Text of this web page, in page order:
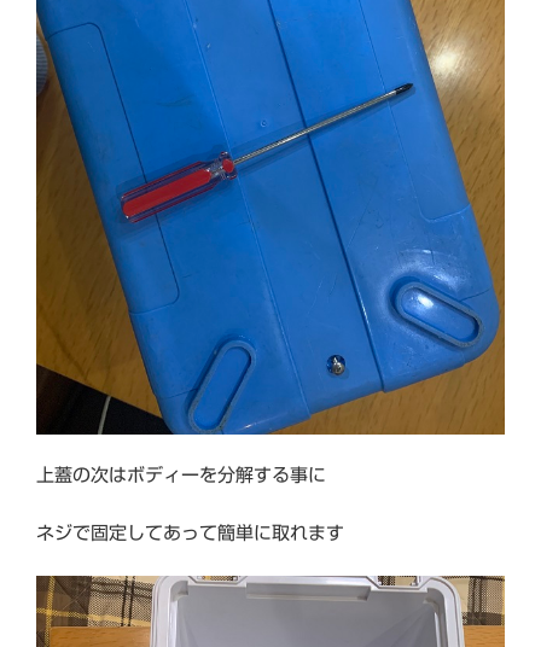
上蓋の次はボディーを分解する事に
ネジで固定してあって簡単に取れます